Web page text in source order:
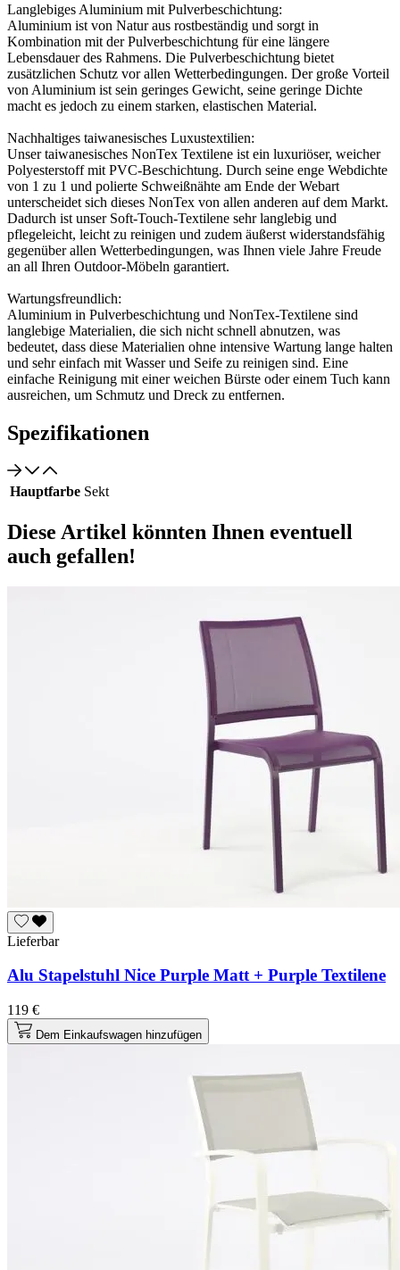
Langlebiges Aluminium mit Pulverbeschichtung:
Aluminium ist von Natur aus rostbeständig und sorgt in
Kombination mit der Pulverbeschichtung für eine längere
Lebensdauer des Rahmens. Die Pulverbeschichtung bietet
zusätzlichen Schutz vor allen Wetterbedingungen. Der große Vorteil
von Aluminium ist sein geringes Gewicht, seine geringe Dichte
macht es jedoch zu einem starken, elastischen Material.
Nachhaltiges taiwanesisches Luxustextilien:
Unser taiwanesisches NonTex Textilene ist ein luxuriöser, weicher
Polyesterstoff mit PVC-Beschichtung. Durch seine enge Webdichte
von 1 zu 1 und polierte Schweißnähte am Ende der Webart
unterscheidet sich dieses NonTex von allen anderen auf dem Markt.
Dadurch ist unser Soft-Touch-Textilene sehr langlebig und
pflegeleicht, leicht zu reinigen und zudem äußerst widerstandsfähig
gegenüber allen Wetterbedingungen, was Ihnen viele Jahre Freude
an all Ihren Outdoor-Möbeln garantiert.
Wartungsfreundlich:
Aluminium in Pulverbeschichtung und NonTex-Textilene sind
langlebige Materialien, die sich nicht schnell abnutzen, was
bedeutet, dass diese Materialien ohne intensive Wartung lange halten
und sehr einfach mit Wasser und Seife zu reinigen sind. Eine
einfache Reinigung mit einer weichen Bürste oder einem Tuch kann
ausreichen, um Schmutz und Dreck zu entfernen.
Spezifikationen
Hauptfarbe Sekt
Diese Artikel könnten Ihnen eventuell
auch gefallen!
Lieferbar
Alu Stapelstuhl Nice Purple Matt + Purple Textilene
119 €
Dem Einkaufswagen hinzufügen